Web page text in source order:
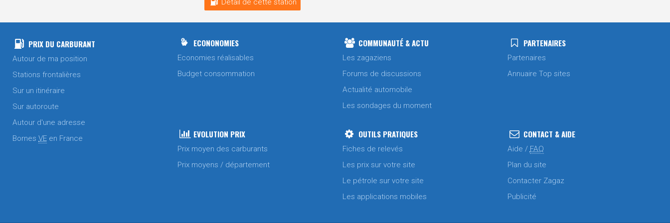
Détail de cette station
PRIX DU CARBURANT
Autour de ma position
Stations frontalières
Sur un itinéraire
Sur autoroute
Autour d'une adresse
Bornes VE en France
ECONONOMIES
Economies réalisables
Budget consommation
COMMUNAUTÉ & ACTU
Les zagaziens
Forums de discussions
Actualité automobile
Les sondages du moment
PARTENAIRES
Partenaires
Annuaire Top sites
EVOLUTION PRIX
Prix moyen des carburants
Prix moyens / département
OUTILS PRATIQUES
Fiches de relevés
Les prix sur votre site
Le pétrole sur votre site
Les applications mobiles
CONTACT & AIDE
Aide / FAQ
Plan du site
Contacter Zagaz
Publicité